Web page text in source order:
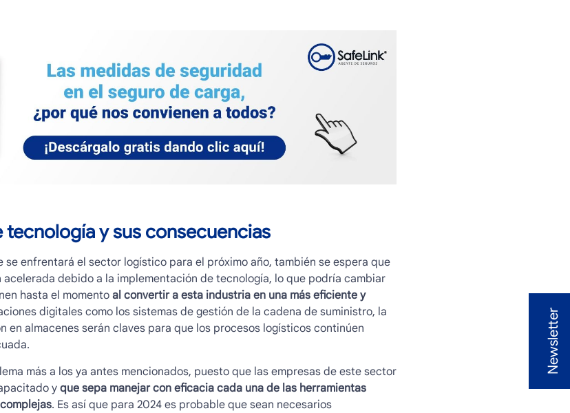
y sus consecuencias
se enfrentará el sector logístico para el próximo año, también se espera que
debido a la implementación de tecnología, lo que podría cambiar
hasta el momento al convertir a esta industria en una más eficiente y
digitales como los sistemas de gestión de la cadena de suministro, la
en almacenes serán claves para que los procesos logísticos continúen
más a los ya antes mencionados, puesto que las empresas de este sector
y que sepa manejar con eficacia cada una de las herramientas
. Es así que para 2024 es probable que sean necesarios
Newsletter